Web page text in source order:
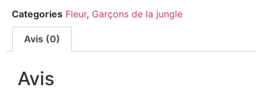
Categories Fleur, Garçons de la jungle
Avis (0)
Avis